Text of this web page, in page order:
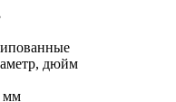
дюйм
мм